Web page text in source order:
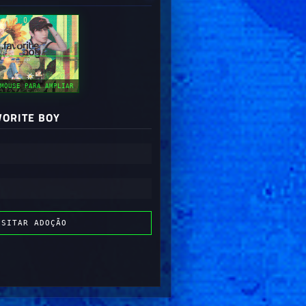
trancyz
e figuras públicas no
do staff no blog;
PARA AMPLIAR
BOY
ADOÇÃO